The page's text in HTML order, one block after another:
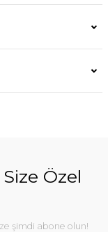
Özel
şimdi abone olun!